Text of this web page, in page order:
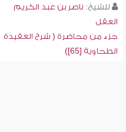
للشيخ: ناصر بن عبد الكريم
العقل
جزء من محاضرة ( شرح العقيدة
الطحاوية [65])